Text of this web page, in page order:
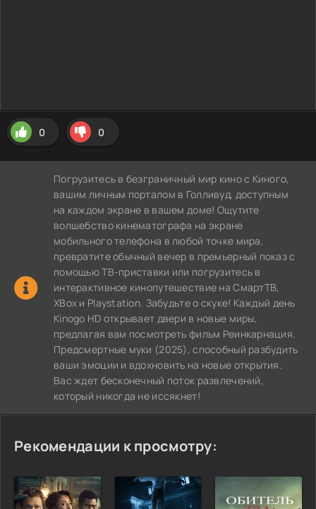
0 0
Погрузитесь в безграничный мир кино с Киного,
вашим личным порталом в Голливуд, доступным
на каждом экране в вашем доме! Ощутите
волшебство кинематографа на экране
мобильного телефона в любой точке мира,
превратите обычный вечер в премьерный показ с
помощью ТВ-приставки или погрузитесь в
интерактивное кинопутешествие на СмартТВ,
XBox и Playstation. Забудьте о скуке! Каждый день
Kinogo HD открывает двери в новые миры,
предлагая вам посмотреть фильм Реинкарнация.
Предсмертные муки (2025), способный разбудить
ваши эмоции и вдохновить на новые открытия.
Вас ждет бесконечный поток развлечений,
который никогда не иссякнет!
Рекомендации к просмотру: